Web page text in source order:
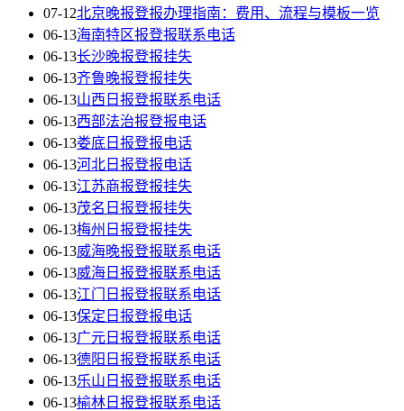
07-12北京晚报登报办理指南：费用、流程与模板一览
06-13海南特区报登报联系电话
06-13长沙晚报登报挂失
06-13齐鲁晚报登报挂失
06-13山西日报登报联系电话
06-13西部法治报登报电话
06-13娄底日报登报电话
06-13河北日报登报电话
06-13江苏商报登报挂失
06-13茂名日报登报挂失
06-13梅州日报登报挂失
06-13威海晚报登报联系电话
06-13威海日报登报联系电话
06-13江门日报登报联系电话
06-13保定日报登报电话
06-13广元日报登报联系电话
06-13德阳日报登报联系电话
06-13乐山日报登报联系电话
06-13榆林日报登报联系电话